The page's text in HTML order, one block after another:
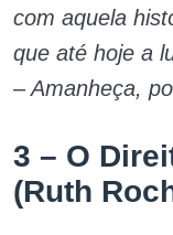
com aquela
que até hoje a
– Amanheça,
3 – O
(Ruth